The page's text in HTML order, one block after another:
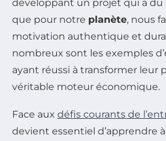
développant un projet qui a du
que pour notre planète, nous
motivation authentique et
nombreux sont les exemples
ayant réussi à transformer leur
véritable moteur économique.
Face aux défis courants de
devient essentiel d’apprendre